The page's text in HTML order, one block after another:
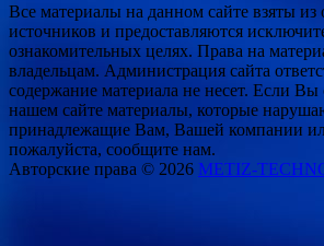
Все материалы на данном сайте взяты
источников и предоставляются
ознакомительных целях. Права на
владельцам. Администрация сайта
содержание материала не несет. Если
нашем сайте материалы, которые
принадлежащие Вам, Вашей компании
пожалуйста, сообщите нам.
Авторские права © 2026 METIZ-